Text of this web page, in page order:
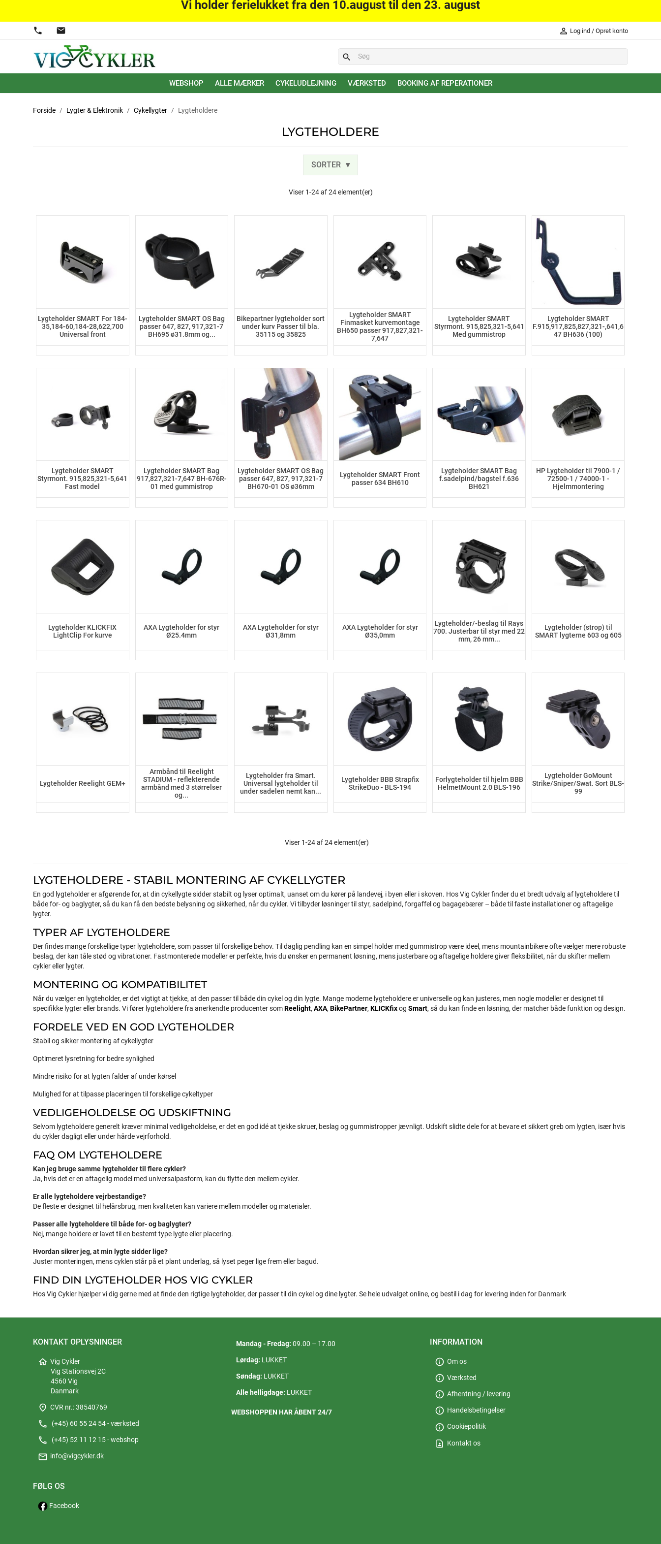
Vi holder ferielukket fra den 10.august til den 23. august
phone mail person_outline Log ind / Opret konto
search
WEBSHOP ALLE MÆRKER CYKELUDLEJNING VÆRKSTED BOOKING AF REPERATIONER
Forside Lygter & Elektronik Cykellygter Lygteholdere
LYGTEHOLDERE
SORTER
Viser 1-24 af 24 element(er)
Lygteholder SMART For 184-
35,184-60,184-28,622,700
Universal front
Lygteholder SMART OS Bag
passer 647, 827, 917,321-7
BH695 ø31.8mm og...
Bikepartner lygteholder sort
under kurv Passer til bla.
35115 og 35825
Lygteholder SMART
Finmasket kurvemontage
BH650 passer 917,827,321-
7,647
Lygteholder SMART
Styrmont. 915,825,321-5,641
Med gummistrop
Lygteholder SMART
F.915,917,825,827,321-,641,6
47 BH636 (100)
Lygteholder SMART
Styrmont. 915,825,321-5,641
Fast model
Lygteholder SMART Bag
917,827,321-7,647 BH-676R-
01 med gummistrop
Lygteholder SMART OS Bag
passer 647, 827, 917,321-7
BH670-01 OS ø36mm
Lygteholder SMART Front
passer 634 BH610
Lygteholder SMART Bag
f.sadelpind/bagstel f.636
BH621
HP Lygteholder til 7900-1 /
72500-1 / 74000-1 -
Hjelmmontering
Lygteholder KLICKFIX
LightClip For kurve
AXA Lygteholder for styr
Ø25.4mm
AXA Lygteholder for styr
Ø31,8mm
AXA Lygteholder for styr
Ø35,0mm
Lygteholder/-beslag til Rays
700. Justerbar til styr med 22
mm, 26 mm...
Lygteholder (strop) til
SMART lygterne 603 og 605
Lygteholder Reelight GEM+
Armbånd til Reelight
STADIUM - reflekterende
armbånd med 3 størrelser
og...
Lygteholder fra Smart.
Universal lygteholder til
under sadelen nemt kan...
Lygteholder BBB Strapfix
StrikeDuo - BLS-194
Forlygteholder til hjelm BBB
HelmetMount 2.0 BLS-196
Lygteholder GoMount
Strike/Sniper/Swat. Sort BLS-
99
Viser 1-24 af 24 element(er)
LYGTEHOLDERE - STABIL MONTERING AF CYKELLYGTER
En god lygteholder er afgørende for, at din cykellygte sidder stabilt og lyser optimalt, uanset om du kører på landevej, i byen eller i skoven. Hos Vig Cykler finder du et bredt udvalg af lygteholdere til
både for- og baglygter, så du kan få den bedste belysning og sikkerhed, når du cykler. Vi tilbyder løsninger til styr, sadelpind, forgaffel og bagagebærer – både til faste installationer og aftagelige
lygter.
TYPER AF LYGTEHOLDERE
Der findes mange forskellige typer lygteholdere, som passer til forskellige behov. Til daglig pendling kan en simpel holder med gummistrop være ideel, mens mountainbikere ofte vælger mere robuste
beslag, der kan tåle stød og vibrationer. Fastmonterede modeller er perfekte, hvis du ønsker en permanent løsning, mens justerbare og aftagelige holdere giver fleksibilitet, når du skifter mellem
cykler eller lygter.
MONTERING OG KOMPATIBILITET
Når du vælger en lygteholder, er det vigtigt at tjekke, at den passer til både din cykel og din lygte. Mange moderne lygteholdere er universelle og kan justeres, men nogle modeller er designet til
specifikke lygter eller brands. Vi fører lygteholdere fra anerkendte producenter somReelight,AXA,BikePartner,KLICKfixogSmart, så du kan finde en løsning, der matcher både funktion og design.
FORDELE VED EN GOD LYGTEHOLDER
Stabil og sikker montering af cykellygter
Optimeret lysretning for bedre synlighed
Mindre risiko for at lygten falder af under kørsel
Mulighed for at tilpasse placeringen til forskellige cykeltyper
VEDLIGEHOLDELSE OG UDSKIFTNING
Selvom lygteholdere generelt kræver minimal vedligeholdelse, er det en god idé at tjekke skruer, beslag og gummistropper jævnligt. Udskift slidte dele for at bevare et sikkert greb om lygten, især hvis
du cykler dagligt eller under hårde vejrforhold.
FAQ OM LYGTEHOLDERE
Kan jeg bruge samme lygteholder til flere cykler?
Ja, hvis det er en aftagelig model med universalpasform, kan du flytte den mellem cykler.
Er alle lygteholdere vejrbestandige?
De fleste er designet til helårsbrug, men kvaliteten kan variere mellem modeller og materialer.
Passer alle lygteholdere til både for- og baglygter?
Nej, mange holdere er lavet til en bestemt type lygte eller placering.
Hvordan sikrer jeg, at min lygte sidder lige?
Juster monteringen, mens cyklen står på et plant underlag, så lyset peger lige frem eller bagud.
FIND DIN LYGTEHOLDER HOS VIG CYKLER
Hos Vig Cykler hjælper vi dig gerne med at finde den rigtige lygteholder, der passer til din cykel og dine lygter. Se hele udvalget online, og bestil i dag for levering inden for Danmark
KONTAKT OPLYSNINGER
home Vig Cykler
Vig Stationsvej 2C
4560 Vig
Danmark
place CVR nr.: 38540769
phone (+45) 60 55 24 54 - værksted
phone (+45) 52 11 12 15 - webshop
mail info@vigcykler.dk
FØLG OS
Facebook
Mandag - Fredag: 09.00 – 17.00
Lørdag: LUKKET
Søndag: LUKKET
Alle helligdage: LUKKET
WEBSHOPPEN HAR ÅBENT 24/7
INFORMATION
info Om os
info Værksted
info Afhentning / levering
info Handelsbetingelser
info Cookiepolitik
contact_page Kontakt os